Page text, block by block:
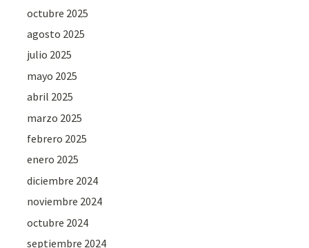
octubre 2025
agosto 2025
julio 2025
mayo 2025
abril 2025
marzo 2025
febrero 2025
enero 2025
diciembre 2024
noviembre 2024
octubre 2024
septiembre 2024